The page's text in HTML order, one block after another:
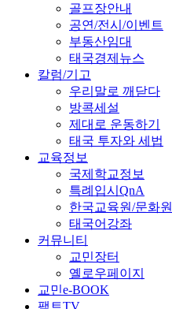
골프장안내
공연/전시/이벤트
부동산임대
태국경제뉴스
칼럼/기고
우리말로 깨닫다
방콕세설
제대로 운동하기
태국 투자와 세법
교육정보
국제학교정보
특례입시QnA
한국교육원/문화원
태국어강좌
커뮤니티
교민장터
옐로우페이지
교민e-BOOK